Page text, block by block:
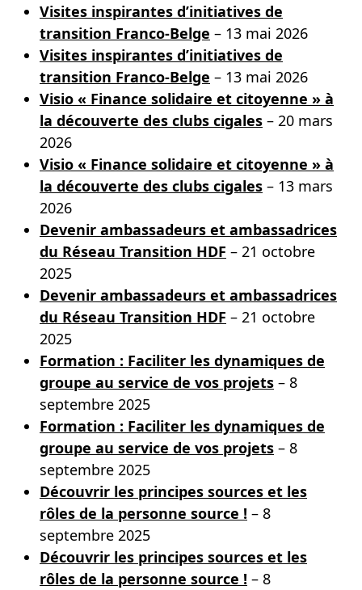
Visites inspirantes d’initiatives de
transition Franco-Belge – 13 mai 2026
Visites inspirantes d’initiatives de
transition Franco-Belge – 13 mai 2026
Visio « Finance solidaire et citoyenne » à
la découverte des clubs cigales – 20 mars
2026
Visio « Finance solidaire et citoyenne » à
la découverte des clubs cigales – 13 mars
2026
Devenir ambassadeurs et ambassadrices
du Réseau Transition HDF – 21 octobre
2025
Devenir ambassadeurs et ambassadrices
du Réseau Transition HDF – 21 octobre
2025
Formation : Faciliter les dynamiques de
groupe au service de vos projets – 8
septembre 2025
Formation : Faciliter les dynamiques de
groupe au service de vos projets – 8
septembre 2025
Découvrir les principes sources et les
rôles de la personne source ! – 8
septembre 2025
Découvrir les principes sources et les
rôles de la personne source ! – 8